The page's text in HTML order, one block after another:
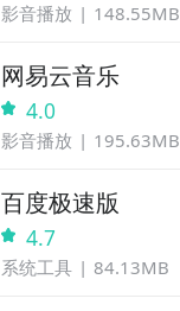
影音播放 148.55MB
网易云音乐
4.0
影音播放 195.63MB
百度极速版
4.7
系统工具 84.13MB